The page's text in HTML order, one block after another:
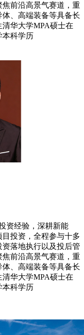
前沿高景气赛道，重
、高端装备等具备长
华大学MPA硕士在
本科学历
资经验，深耕新能
投资，全程参与十多
落地执行以及投后管
前沿高景气赛道，重
、高端装备等具备长
华大学MPA硕士在
本科学历